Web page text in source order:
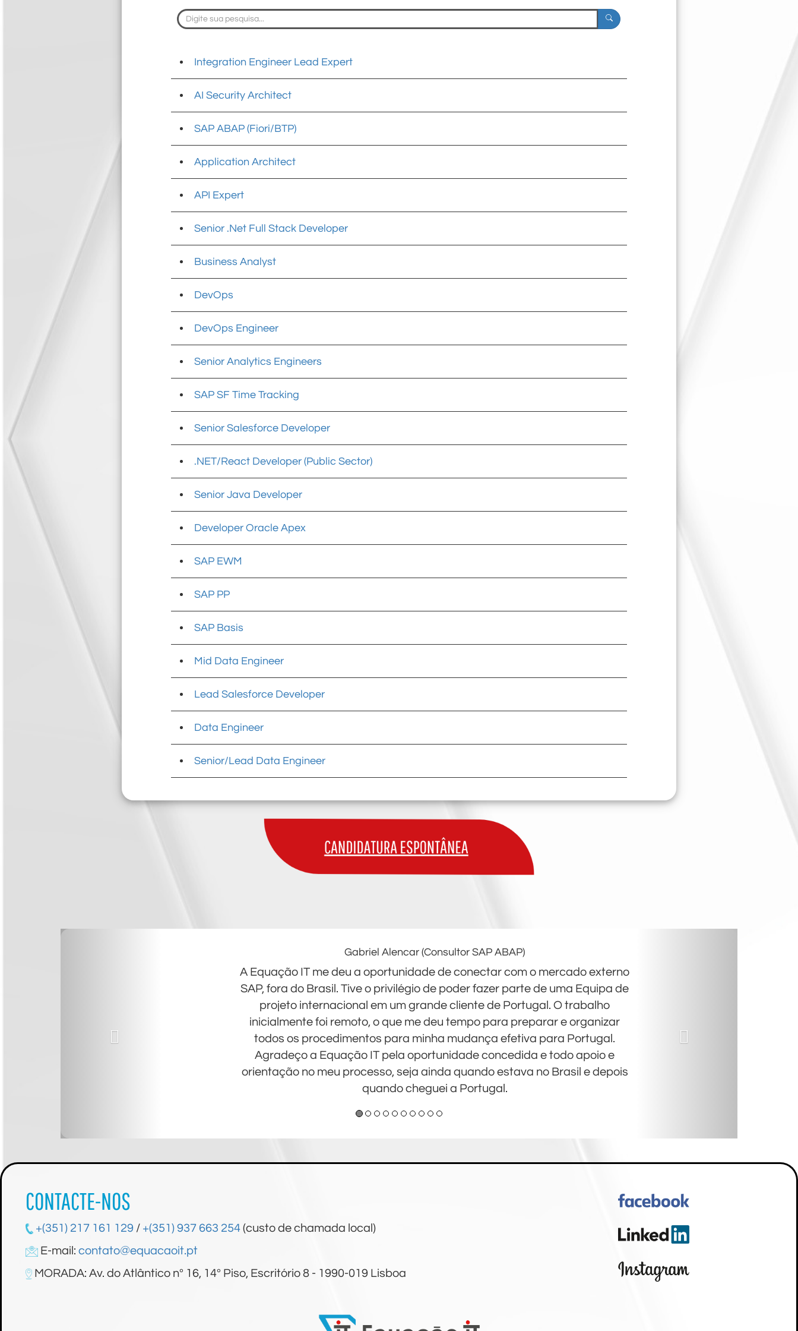
Integration Engineer Lead Expert
AI Security Architect
SAP ABAP (Fiori/BTP)
Application Architect
API Expert
Senior .Net Full Stack Developer
Business Analyst
DevOps
DevOps Engineer
Senior Analytics Engineers
SAP SF Time Tracking
Senior Salesforce Developer
.NET/React Developer (Public Sector)
Senior Java Developer
Developer Oracle Apex
SAP EWM
SAP PP
SAP Basis
Mid Data Engineer
Lead Salesforce Developer
Data Engineer
Senior/Lead Data Engineer
Gabriel Alencar (Consultor SAP ABAP)
A Equação IT me deu a oportunidade de conectar com o mercado externo
SAP, fora do Brasil. Tive o privilégio de poder fazer parte de uma Equipa de
projeto internacional em um grande cliente de Portugal. O trabalho
inicialmente foi remoto, o que me deu tempo para preparar e organizar
todos os procedimentos para minha mudança efetiva para Portugal.
Agradeço a Equação IT pela oportunidade concedida e todo apoio e
orientação no meu processo, seja ainda quando estava no Brasil e depois
quando cheguei a Portugal.
CONTACTE-NOS
+(351) 217 161 129 / +(351) 937 663 254 (custo de chamada local)
E-mail:contato@equacaoit.pt
MORADA: Av. do Atlântico nº 16, 14º Piso, Escritório 8 - 1990-019 Lisboa